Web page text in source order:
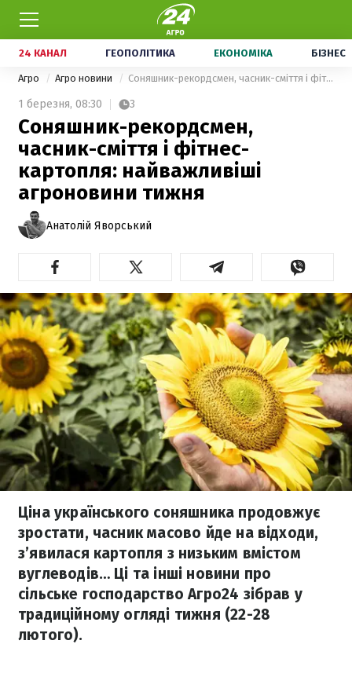
24 КАНАЛ ГЕОПОЛІТИКА ЕКОНОМІКА БІЗНЕС
Агро Агро новини Соняшник-рекордсмен, часник-сміття і фітнес-картопля: найважливіші агроновини тижня
1 березня, 08:30 3
Соняшник-рекордсмен,
часник-сміття і фітнес-
картопля: найважливіші
агроновини тижня
Анатолій Яворський
Ціна українського соняшника продовжує
зростати, часник масово йде на відходи,
з’явилася картопля з низьким вмістом
вуглеводів… Ці та інші новини про
сільське господарство Агро24 зібрав у
традиційному огляді тижня (22-28
лютого).